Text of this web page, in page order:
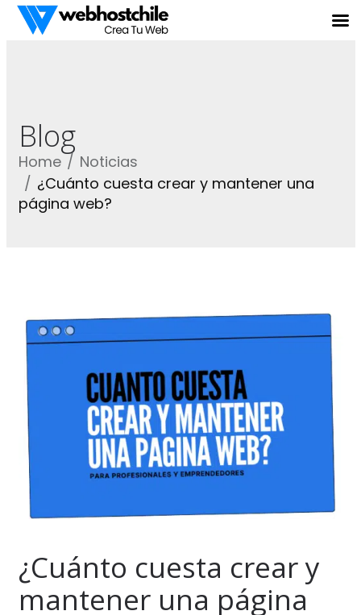
Blog
Home
Noticias
¿Cuánto cuesta crear y mantener una
página web?
¿Cuánto cuesta crear y
mantener una página